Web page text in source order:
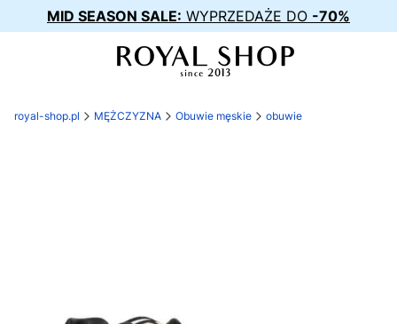
MID SEASON SALE: WYPRZEDAŻE DO -70%
royal-shop.pl MĘŻCZYZNA Obuwie męskie obuwie